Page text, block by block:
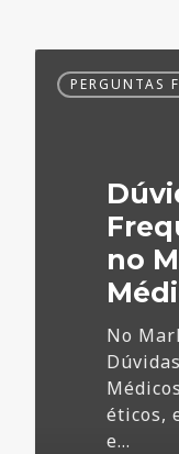
Frequentes
PERGUNTAS
no
No
éticos,
e…